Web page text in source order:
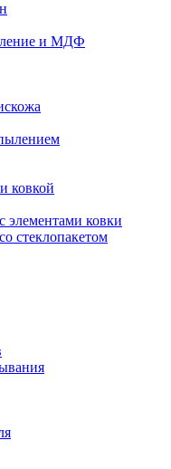
и МДФ
ковкой
элементами ковки
стеклопакетом